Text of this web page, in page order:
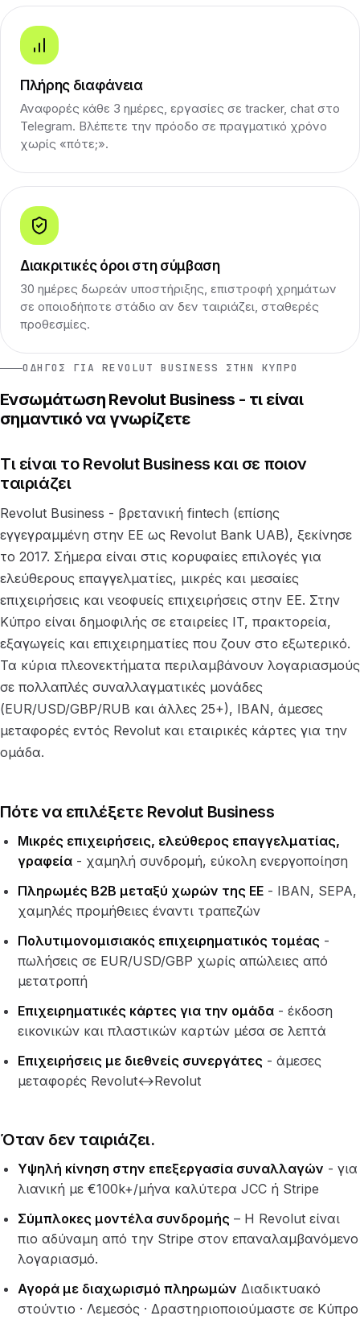
Πλήρης διαφάνεια
Αναφορές κάθε 3 ημέρες, εργασίες σε tracker, chat στο
Telegram. Βλέπετε την πρόοδο σε πραγματικό χρόνο
χωρίς «πότε;».
Διακριτικές όροι στη σύμβαση
30 ημέρες δωρεάν υποστήριξης, επιστροφή χρημάτων
σε οποιοδήποτε στάδιο αν δεν ταιριάζει, σταθερές
προθεσμίες.
ΟΔΗΓΌΣ ΓΙΑ REVOLUT BUSINESS ΣΤΗΝ ΚΎΠΡΟ
Ενσωμάτωση Revolut Business - τι είναι
σημαντικό να γνωρίζετε
Τι είναι το Revolut Business και σε ποιον
ταιριάζει
Revolut Business - βρετανική fintech (επίσης
εγγεγραμμένη στην ΕΕ ως Revolut Bank UAB), ξεκίνησε
το 2017. Σήμερα είναι στις κορυφαίες επιλογές για
ελεύθερους επαγγελματίες, μικρές και μεσαίες
επιχειρήσεις και νεοφυείς επιχειρήσεις στην ΕΕ. Στην
Κύπρο είναι δημοφιλής σε εταιρείες IT, πρακτορεία,
εξαγωγείς και επιχειρηματίες που ζουν στο εξωτερικό.
Τα κύρια πλεονεκτήματα περιλαμβάνουν λογαριασμούς
σε πολλαπλές συναλλαγματικές μονάδες
(EUR/USD/GBP/RUB και άλλες 25+), IBAN, άμεσες
μεταφορές εντός Revolut και εταιρικές κάρτες για την
ομάδα.
Πότε να επιλέξετε Revolut Business
Μικρές επιχειρήσεις, ελεύθερος επαγγελματίας,
γραφεία - χαμηλή συνδρομή, εύκολη ενεργοποίηση
Πληρωμές B2B μεταξύ χωρών της ΕΕ - IBAN, SEPA,
χαμηλές προμήθειες έναντι τραπεζών
Πολυτιμονομισιακός επιχειρηματικός τομέας -
πωλήσεις σε EUR/USD/GBP χωρίς απώλειες από
μετατροπή
Επιχειρηματικές κάρτες για την ομάδα - έκδοση
εικονικών και πλαστικών καρτών μέσα σε λεπτά
Επιχειρήσεις με διεθνείς συνεργάτες - άμεσες
μεταφορές Revolut↔Revolut
Όταν δεν ταιριάζει.
Υψηλή κίνηση στην επεξεργασία συναλλαγών - για
λιανική με €100k+/μήνα καλύτερα JCC ή Stripe
Σύμπλοκες μοντέλα συνδρομής – Η Revolut είναι
πιο αδύναμη από την Stripe στον επαναλαμβανόμενο
λογαριασμό.
Αγορά με διαχωρισμό πληρωμών Διαδικτυακό
στούντιο · Λεμεσός · Δραστηριοποιούμαστε σε Κύπρο